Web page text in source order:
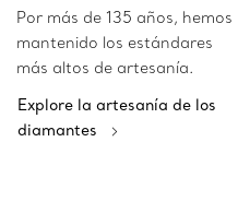
Por más de 135 años, hemos
mantenido los estándares
más altos de artesanía.
Explore la artesanía de los
diamantes